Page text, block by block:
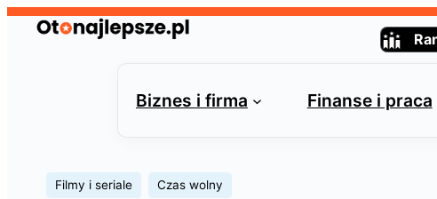
Przejdź
Biznes i firma Finanse i praca
Filmy i seriale Czas wolny